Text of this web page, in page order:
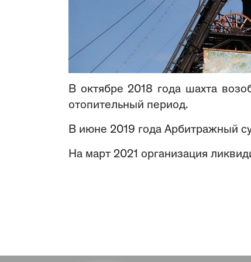
В октябре 2018 года шахта
отопительный период.
В июне 2019 года Арбитражный
На март 2021 организация